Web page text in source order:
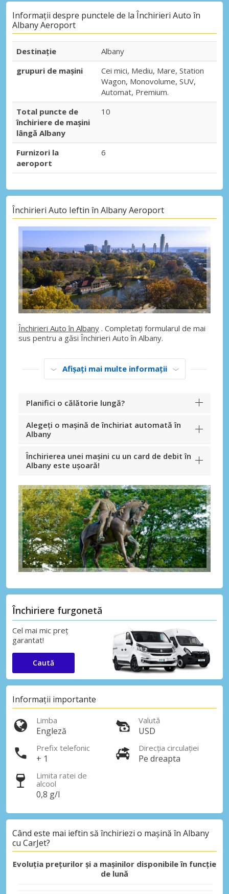
Informații despre punctele de la Închirieri Auto în
Albany Aeroport
Destinaţie
Albany
grupuri de mașini
Cei mici, Mediu, Mare, Station
Wagon, Monovolume, SUV,
Automat, Premium.
Total puncte de
închiriere de mașini
lângă Albany
10
Furnizori la
aeroport
6
Închirieri Auto Ieftin în Albany Aeroport
Închirieri Auto în Albany . Completați formularul de mai
sus pentru a găsi Închirieri Auto în Albany.
Afișați mai multe informații
Planifici o călătorie lungă?
Alegeți o mașină de închiriat automată în
Albany
Închirierea unei mașini cu un card de debit în
Albany este ușoară!
Închiriere furgonetă
Cel mai mic preț
garantat!
Caută
Informații importante
Limba
Engleză
Valută
USD
Prefix telefonic
+ 1
Direcția circulației
Pe dreapta
Limita ratei de
alcool
0,8 g/l
Când este mai ieftin să închiriezi o mașină în Albany
cu CarJet?
Evoluția prețurilor și a mașinilor disponibile în funcție
de lună